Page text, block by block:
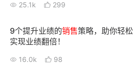
25.1k 299
9个提升业绩的销售策略，助你轻松
实现业绩翻倍！
16.0k 98